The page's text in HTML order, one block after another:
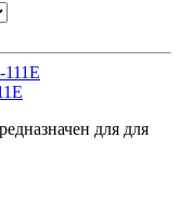
для для